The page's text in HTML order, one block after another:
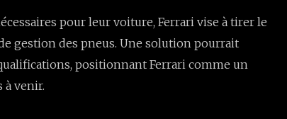
pour leur voiture, Ferrari vise à tirer le
gestion des pneus. Une solution pourrait
positionnant Ferrari comme un
à venir.